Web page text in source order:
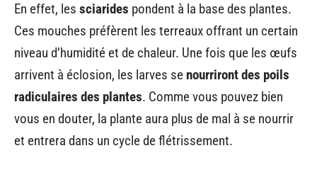
En effet, les sciarides pondent à la base des plantes.
Ces mouches préfèrent les terreaux offrant un certain
niveau d’humidité et de chaleur. Une fois que les œufs
arrivent à éclosion, les larves se nourriront des poils
radiculaires des plantes. Comme vous pouvez bien
vous en douter, la plante aura plus de mal à se nourrir
et entrera dans un cycle de flétrissement.